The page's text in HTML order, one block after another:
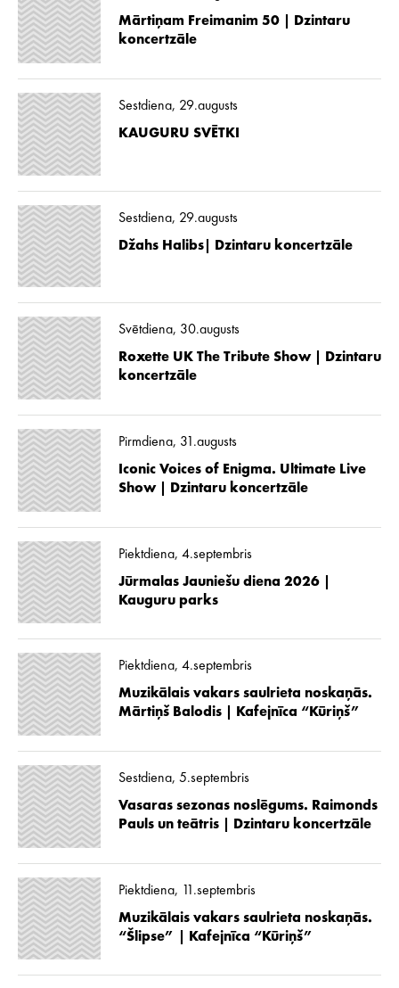
Mārtiņam Freimanim 50 | Dzintaru
koncertzāle
Sestdiena, 29.augusts
KAUGURU SVĒTKI
Sestdiena, 29.augusts
Džahs Halibs| Dzintaru koncertzāle
Svētdiena, 30.augusts
Roxette UK The Tribute Show | Dzintaru
koncertzāle
Pirmdiena, 31.augusts
Iconic Voices of Enigma. Ultimate Live
Show | Dzintaru koncertzāle
Piektdiena, 4.septembris
Jūrmalas Jauniešu diena 2026 |
Kauguru parks
Piektdiena, 4.septembris
Muzikālais vakars saulrieta noskaņās.
Mārtiņš Balodis | Kafejnīca “Kūriņš”
Sestdiena, 5.septembris
Vasaras sezonas noslēgums. Raimonds
Pauls un teātris | Dzintaru koncertzāle
Piektdiena, 11.septembris
Muzikālais vakars saulrieta noskaņās.
“Šlipse” | Kafejnīca “Kūriņš”